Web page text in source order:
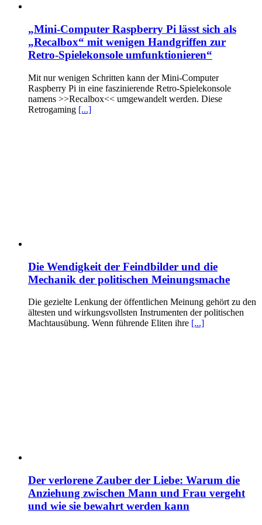
„Mini-Computer Raspberry Pi lässt sich als
„Recalbox“ mit wenigen Handgriffen zur
Retro-Spielekonsole umfunktionieren“
Mit nur wenigen Schritten kann der Mini-Computer
Raspberry Pi in eine faszinierende Retro-Spielekonsole
namens >>Recalbox<< umgewandelt werden. Diese
Retrogaming [...]
Die Wendigkeit der Feindbilder und die
Mechanik der politischen Meinungsmache
Die gezielte Lenkung der öffentlichen Meinung gehört zu den
ältesten und wirkungsvollsten Instrumenten der politischen
Machtausübung. Wenn führende Eliten ihre [...]
Der verlorene Zauber der Liebe: Warum die
Anziehung zwischen Mann und Frau vergeht
und wie sie bewahrt werden kann